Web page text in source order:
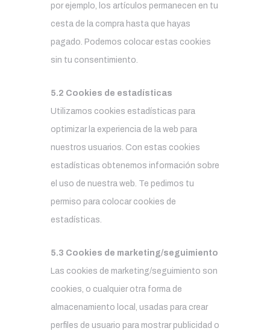
por ejemplo, los artículos permanecen en tu
cesta de la compra hasta que hayas
pagado. Podemos colocar estas cookies
sin tu consentimiento.
5.2 Cookies de estadísticas
Utilizamos cookies estadísticas para
optimizar la experiencia de la web para
nuestros usuarios. Con estas cookies
estadísticas obtenemos información sobre
el uso de nuestra web. Te pedimos tu
permiso para colocar cookies de
estadísticas.
5.3 Cookies de marketing/seguimiento
Las cookies de marketing/seguimiento son
cookies, o cualquier otra forma de
almacenamiento local, usadas para crear
perfiles de usuario para mostrar publicidad o